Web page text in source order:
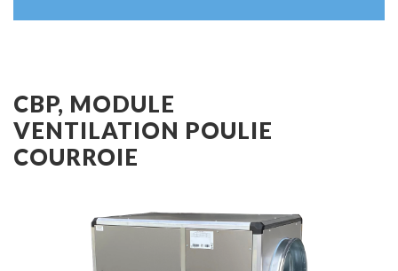
CBP, MODULE
VENTILATION POULIE
COURROIE